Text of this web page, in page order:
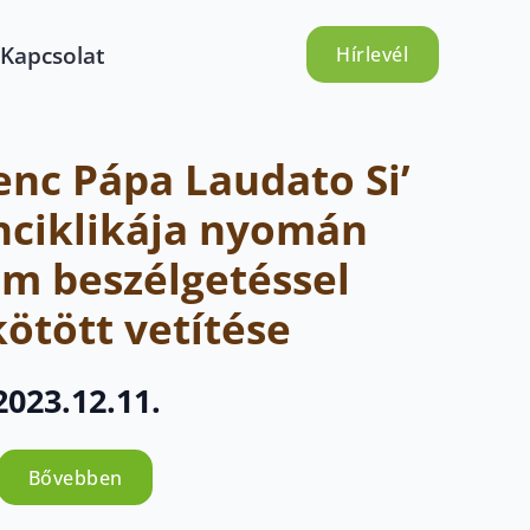
Kapcsolat Hírlevél
Pápa Laudato Si’
nyomán
beszélgetéssel
vetítése
Bővebben